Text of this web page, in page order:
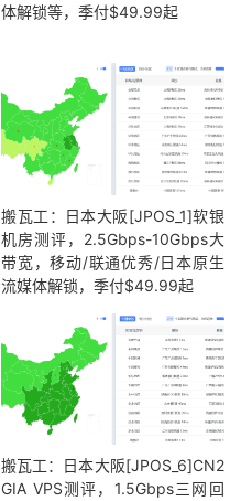
体解锁等，季付$49.99起
搬瓦工：日本大阪[JPOS_1]软银
机房测评，2.5Gbps-10Gbps大
带宽，移动/联通优秀/日本原生
流媒体解锁，季付$49.99起
搬瓦工：日本大阪[JPOS_6]CN2
GIA VPS测评，1.5Gbps三网回